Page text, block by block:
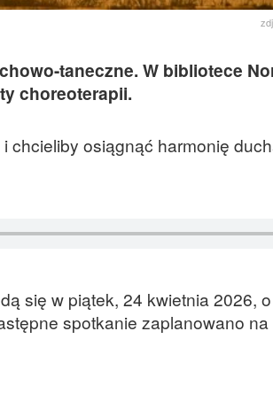
taneczne. W bibliotece
choreoterapii.
chcieliby osiągnąć harmonię
się w piątek, 24 kwietnia 2026,
spotkanie zaplanowano na